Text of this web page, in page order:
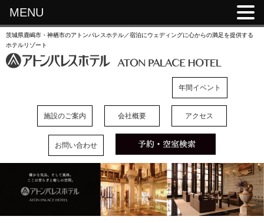
茨城県鹿嶋市・神栖市のアトンパレスホテル／宿泊にウェディングに心からの満足を提供する
ホテルリゾート
年間イベント
施設のご案内 会社概要 アクセス
お問い合わせ
MENU